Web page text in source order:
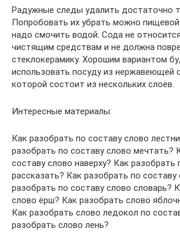
Радужные следы удалить достаточно
Попробовать их убрать можно
надо смочить водой. Сода не
чистящим средствам и не должна
стеклокерамику. Хорошим вариантом
использовать посуду из нержавеющей
которой состоит из нескольких слоёв.
Интересные материалы:
Как разобрать по составу слово
разобрать по составу слово мечтать?
составу слово наверху? Как разобрать
рассказать? Как разобрать по
разобрать по составу слово словарь?
слово ёрш? Как разобрать слово
Как разобрать слово ледокол по
разобрать слово лень?